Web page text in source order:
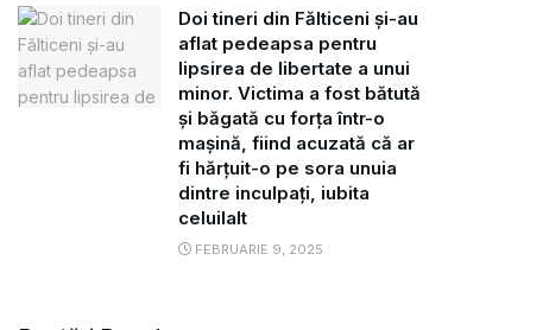
Doi tineri din Fălticeni și-au
aflat pedeapsa pentru
lipsirea de libertate a unui
minor. Victima a fost bătută
și băgată cu forța într-o
mașină, fiind acuzată că ar
fi hărțuit-o pe sora unuia
dintre inculpați, iubita
celuilalt
FEBRUARIE 9, 2025